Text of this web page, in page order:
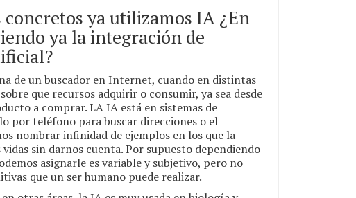
ya utilizamos IA ¿En
ya la integración de
de un buscador en Internet, cuando en distintas
que recursos adquirir o consumir, ya sea desde
a comprar. LA IA está en sistemas de
por teléfono para buscar direcciones o el
nombrar infinidad de ejemplos en los que la
sin darnos cuenta. Por supuesto dependiendo
asignarle es variable y subjetivo, pero no
que un ser humano puede realizar.